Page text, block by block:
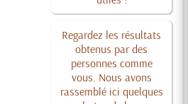
Regardez les résultats
obtenus par des
personnes comme
vous. Nous avons
rassemblé ici quelques